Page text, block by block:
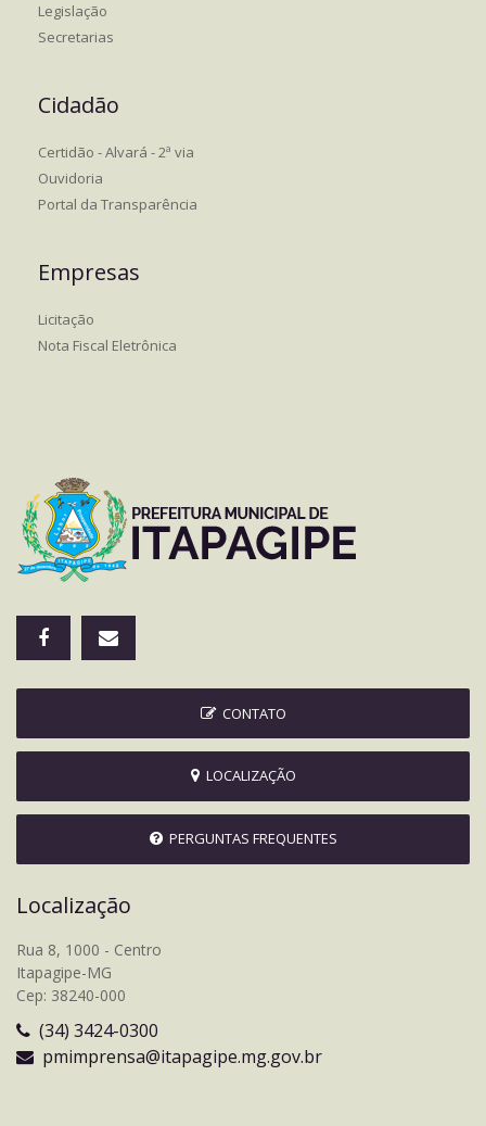
Legislação
Secretarias
Cidadão
Certidão - Alvará - 2ª via
Ouvidoria
Portal da Transparência
Empresas
Licitação
Nota Fiscal Eletrônica
CONTATO
LOCALIZAÇÃO
PERGUNTAS FREQUENTES
Localização
Rua 8, 1000 - Centro
Itapagipe-MG
Cep: 38240-000
(34) 3424-0300
pmimprensa@itapagipe.mg.gov.br